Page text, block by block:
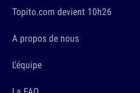
Topito.com devient 10h26
A propos de nous
L'équipe